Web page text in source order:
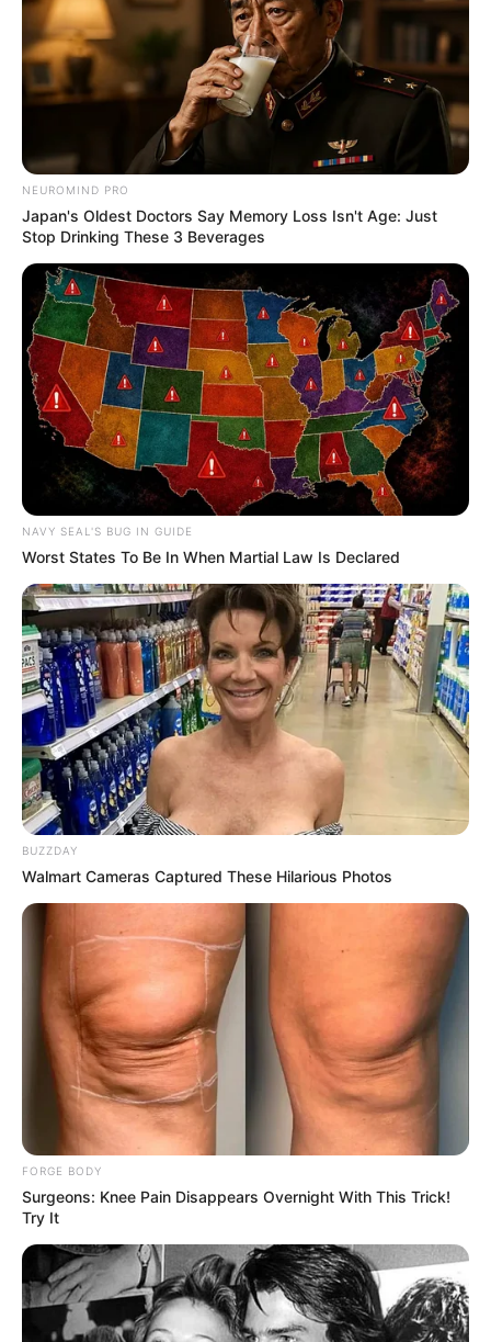
NEUROMIND PRO
Japan's Oldest Doctors Say Memory Loss Isn't Age: Just
Stop Drinking These 3 Beverages
NAVY SEAL'S BUG IN GUIDE
Worst States To Be In When Martial Law Is Declared
BUZZDAY
Walmart Cameras Captured These Hilarious Photos
FORGE BODY
Surgeons: Knee Pain Disappears Overnight With This Trick!
Try It